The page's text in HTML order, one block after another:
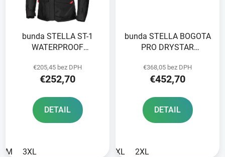
bunda STELLA ST-1
WATERPROOF
2025
€205,45 bez DPH
€252,70
DETAIL
M 3XL
bunda STELLA BOGOTA
PRO DRYSTAR
šedá/čierna/modrá
2025
€368,05 bez DPH
€452,70
DETAIL
XL 2XL